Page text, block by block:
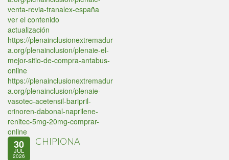
venta-revia-tranalex-españa
ver el contenido
actualización
https://plenainclusionextremadur
a.org/plenainclusion/plenaie-el-
mejor-sitio-de-compra-antabus-
online
https://plenainclusionextremadur
a.org/plenainclusion/plenaie-
vasotec-acetensil-baripril-
crinoren-dabonal-naprilene-
renitec-5mg-20mg-comprar-
online
30
JUL
2026
CHIPIONA